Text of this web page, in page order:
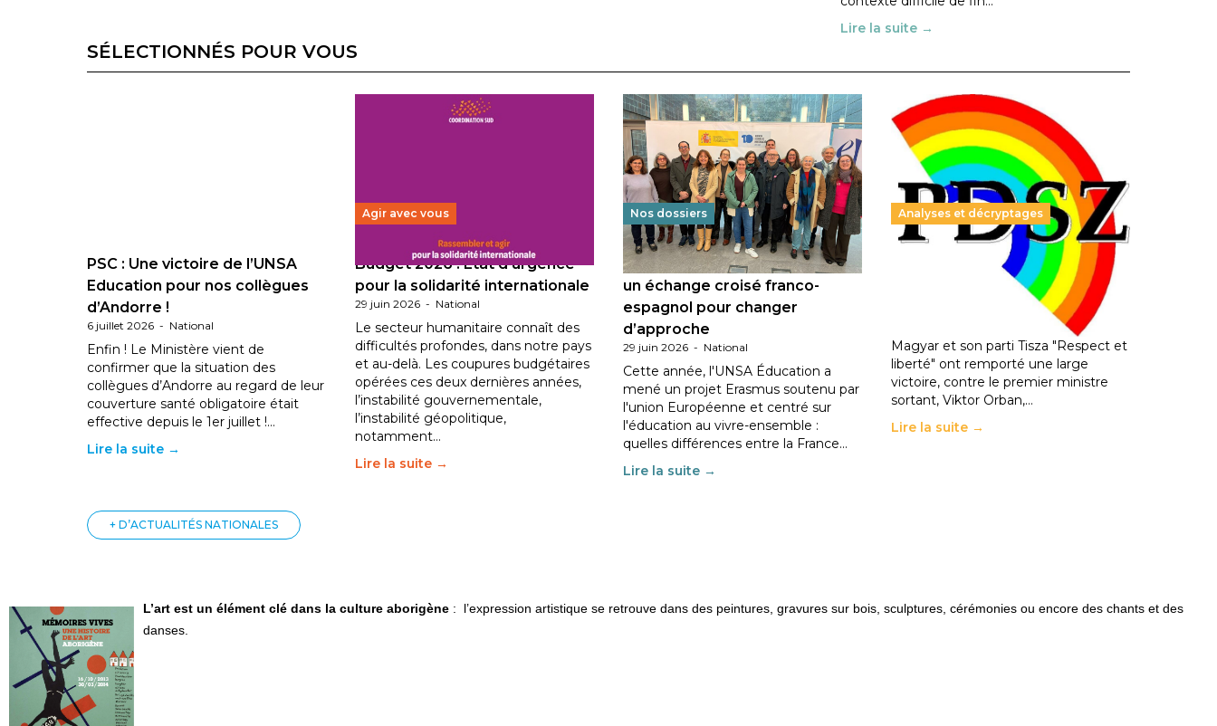
Lire la suite →
SÉLECTIONNÉS POUR VOUS
PSC : Une victoire de l’UNSA
Education pour nos collègues
d’Andorre !
6 juillet 2026 - National
Enfin ! Le Ministère vient de
confirmer que la situation des
collègues d’Andorre au regard de leur
couverture santé obligatoire était
effective depuis le 1er juillet !…
Lire la suite →
Agir avec vous
Budget 2026 : État d’urgence
pour la solidarité internationale
29 juin 2026 - National
Le secteur humanitaire connaît des
difficultés profondes, dans notre pays
et au-delà. Les coupures budgétaires
opérées ces deux dernières années,
l’instabilité gouvernementale,
l’instabilité géopolitique,
notamment…
Lire la suite →
Nos dossiers
Éducation au vivre-ensemble :
un échange croisé franco-
espagnol pour changer
d’approche
29 juin 2026 - National
Cette année, l'UNSA Éducation a
mené un projet Erasmus soutenu par
l'union Européenne et centré sur
l'éducation au vivre-ensemble :
quelles différences entre la France…
Lire la suite →
Analyses et décryptages
Hongrie : du changement pour
les politiques éducatives, aussi !
En Hongrie, le conservateur Peter
Magyar et son parti Tisza "Respect et
liberté" ont remporté une large
victoire, contre le premier ministre
sortant, Viktor Orban,…
Lire la suite →
+ D’ACTUALITÉS NATIONALES
L’art est un élément clé dans la culture aborigène : l’expression artistique se retrouve dans des peintures, gravures sur bois, sculptures, cérémonies ou encore des chants et des
danses.